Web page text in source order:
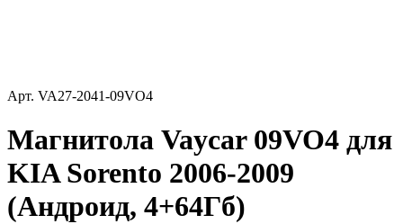
Арт. VA27-2041-09VO4
Магнитола Vaycar 09VO4 для
KIA Sorento 2006-2009
(Андроид, 4+64Гб)